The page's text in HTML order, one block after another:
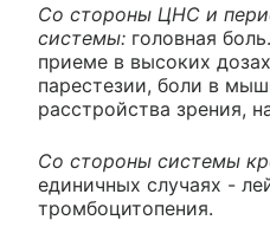
Со стороны ЦНС и
системы: головная
приеме в высоких
парестезии, боли в
расстройства зрения,
Со стороны системы
единичных случаях -
тромбоцитопения.